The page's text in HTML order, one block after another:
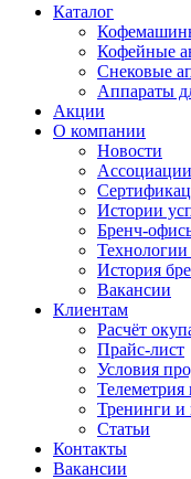
Каталог
Кофейные
Снековые
Аппараты
Акции
О компании
Новости
Ассоциации
Истории
Бренч-
Технологии
История
Вакансии
Клиентам
Расчёт
Прайс-лист
Условия
Тренинги и
Статьи
Контакты
Вакансии